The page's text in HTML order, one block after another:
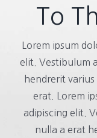
To
Lorem ipsum
elit. Vestibulum
hendrerit
erat. Lorem
adipiscing elit.
nulla a erat